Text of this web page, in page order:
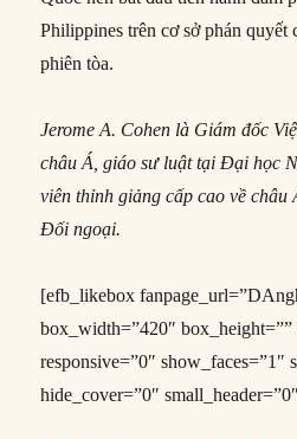
Philippines trên cơ sở phán quyết
phiên tòa.
Jerome A. Cohen là Giám đốc
châu Á, giáo sư luật tại Đại học
viên thỉnh giảng cấp cao về
Đối ngoại.
[efb_likebox
box_width=”420″ box_height=””
responsive=”0″ show_faces=”1″
hide_cover=”0″